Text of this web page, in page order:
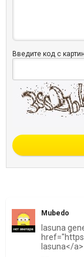
Введите код с
Mubedo
lasuna
lasuna</